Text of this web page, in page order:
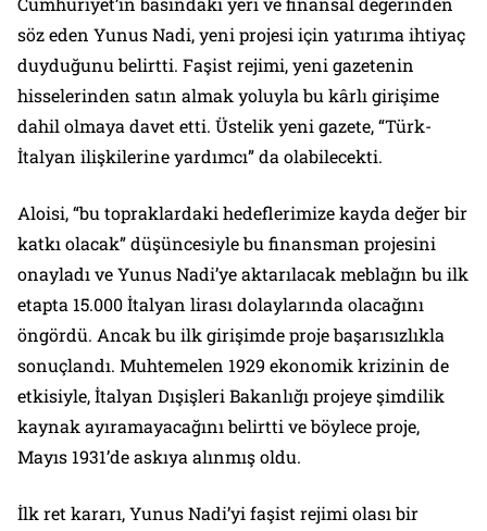
söz eden Yunus Nadi, yeni projesi için yatırıma ihtiyaç
duyduğunu belirtti. Faşist rejimi, yeni gazetenin
hisselerinden satın almak yoluyla bu kârlı girişime
dahil olmaya davet etti. Üstelik yeni gazete, “Türk-
İtalyan ilişkilerine yardımcı” da olabilecekti.
Aloisi, “bu topraklardaki hedeflerimize kayda değer bir
katkı olacak” düşüncesiyle bu finansman projesini
onayladı ve Yunus Nadi’ye aktarılacak meblağın bu ilk
etapta 15.000 İtalyan lirası dolaylarında olacağını
öngördü. Ancak bu ilk girişimde proje başarısızlıkla
sonuçlandı. Muhtemelen 1929 ekonomik krizinin de
etkisiyle, İtalyan Dışişleri Bakanlığı projeye şimdilik
kaynak ayıramayacağını belirtti ve böylece proje,
Mayıs 1931’de askıya alınmış oldu.
İlk ret kararı, Yunus Nadi’yi faşist rejimi olası bir